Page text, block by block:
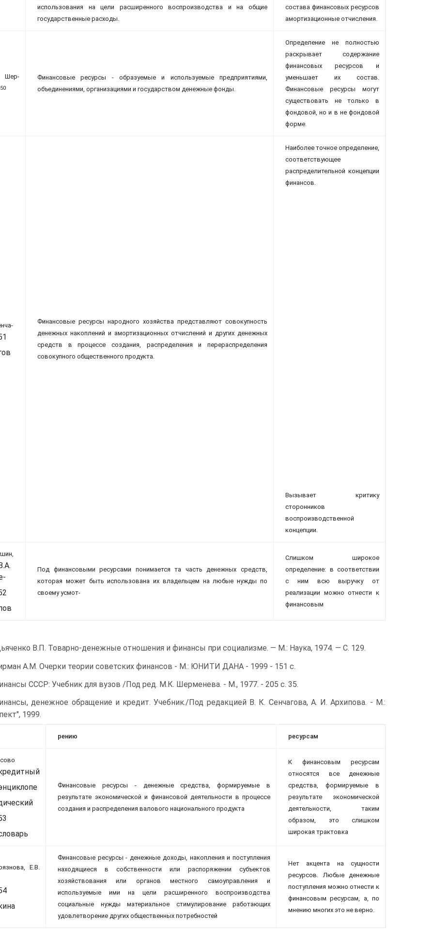
использования на цели расширенного воспроизводства и на общие
государственные расходы.
состава финансовых ресурсов
амортизационные отчисления.
50
Финансовые ресурсы - образуемые и используемые предприятиями,
объединениями, организациями и государством денежные фонды.
Определение не полностью
раскрывает содержание
финансовых ресурсов и
уменьшает их состав.
Финансовые ресурсы могут
существовать не только в
фондовой, но и в не фондовой
форме.
Финансовые ресурсы народного хозяйства представляют совокупность
денежных накоплений и амортизационных отчислений и других денежных
средств в процессе создания, распределения и перераспределения
совокупного общественного продукта.
Наиболее точное определение,
соответствующее
распределительной концепции
финансов.
Вызывает критику
сторонников
воспроизводственной
концепции.
В.А.
Под финансовыми ресурсами понимается та часть денежных средств,
которая может быть использована их владельцем на любые нужды по
своему усмот-
Слишком широкое
определение: в соответствии
с ним всю выручку от
реализации можно отнести к
финансовым
В.П. Товарно-денежные отношения и финансы при социализме. — М.: Наука, 1974. — С. 129.
А.М. Очерки теории советских финансов - М.: ЮНИТИ ДАНА - 1999 - 151 с.
СССР: Учебник для вузов /Под ред. М.К. Шерменева. - М., 1977. - 205 с. 35.
денежное обращение и кредит. Учебник./Под редакцией В. К. Сенчагова, А. И. Архипова. - М.:
1999.
рению ресурсам
Финансовые ресурсы - денежные средства, формируемые в
результате экономической и финансовой деятельности в процессе
создания и распределения валового национального продукта
К финансовым ресурсам
относятся все денежные
средства, формируемые в
результате экономической
деятельности, таким
образом, это слишком
широкая трактовка
Е.В.
Финансовые ресурсы - денежные доходы, накопления и поступления
находящиеся в собственности или распоряжении субъектов
хозяйствования или органов местного самоуправления и
используемые ими на цели расширенного воспроизводства
социальные нужды материальное стимулирование работающих
удовлетворение других общественных потребностей
Нет акцента на сущности
ресурсов. Любые денежные
поступления можно отнести к
финансовым ресурсам, а, по
мнению многих это не верно.